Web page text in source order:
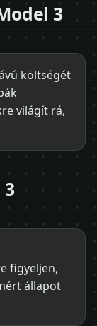
3
költségét
világít rá,
figyeljen,
állapot